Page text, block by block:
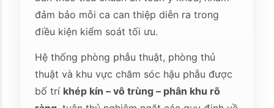
đảm bảo mỗi ca can thiệp diễn ra trong
điều kiện kiểm soát tối ưu.
Hệ thống phòng phẫu thuật, phòng thủ
thuật và khu vực chăm sóc hậu phẫu được
bố trí khép kín – vô trùng – phân khu rõ